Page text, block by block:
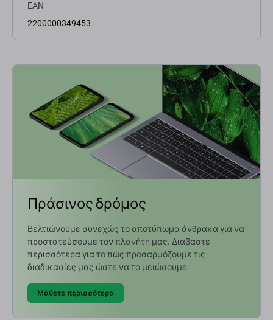
EAN
2200000349453
Πράσινος δρόμος
Βελτιώνουμε συνεχώς το αποτύπωμα άνθρακα για να
προστατεύσουμε τον πλανήτη μας. Διαβάστε
περισσότερα για το πώς προσαρμόζουμε τις
διαδικασίες μας ώστε να το μειώσουμε.
Μάθετε περισσότερα